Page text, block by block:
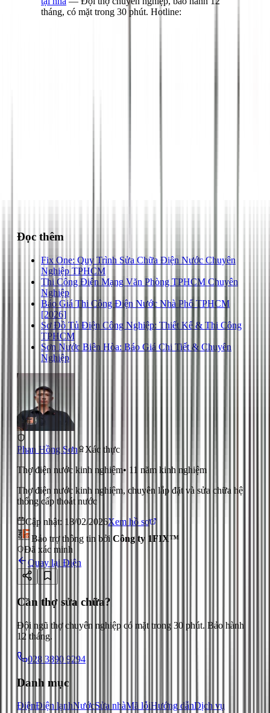
tháng, có mặt trong 30 phút. Hotline:
Đọc thêm
Fix One: Quy Trình Sửa Chữa Điện Nước Chuyên
Nghiệp TPHCM
Thi Công Điện Mạng Văn Phòng TPHCM Chuyên
Nghiệp
Báo Giá Thi Công Điện Nước Nhà Phố TPHCM
[2026]
Sơ Đồ Tủ Điện Công Nghiệp: Thiết Kế & Thi Công
TPHCM
Sơn Nước Biên Hòa: Báo Giá Chi Tiết & Chuyên
Nghiệp
Phan Hồng Sơn
Xác thực
Thợ điện nước kinh nghiệm• 11 năm kinh nghiệm
Thợ điện nước kinh nghiệm, chuyên lắp đặt và sửa chữa hệ
thống cấp thoát nước
Cập nhật: 18/02/2026Xem hồ sơ
Bảo trợ thông tin bởi Công ty 1FIX™
Đã xác minh
Quay lại Điện
Cần thợ sửa chữa?
Đội ngũ thợ chuyên nghiệp có mặt trong 30 phút. Bảo hành
12 tháng.
028 3890 9294
Danh mục
ĐiệnĐiện lạnhNướcSửa nhàMã lỗiHướng dẫnDịch vụ